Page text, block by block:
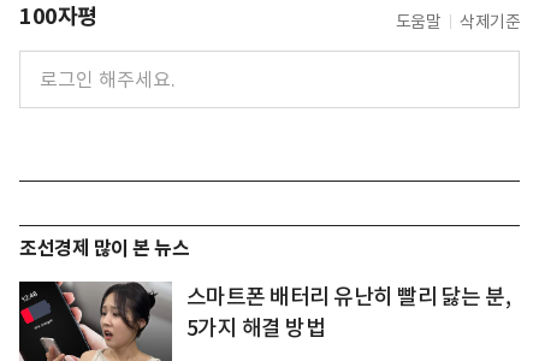
100자평 도움말 삭제기준
조선경제 많이 본 뉴스
스마트폰 배터리 유난히 빨리 닳는 분,
5가지 해결 방법